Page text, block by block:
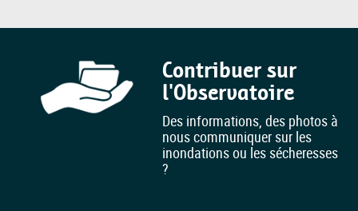
Contribuer sur
l'Observatoire
Des informations, des photos à
nous communiquer sur les
inondations ou les sécheresses
?